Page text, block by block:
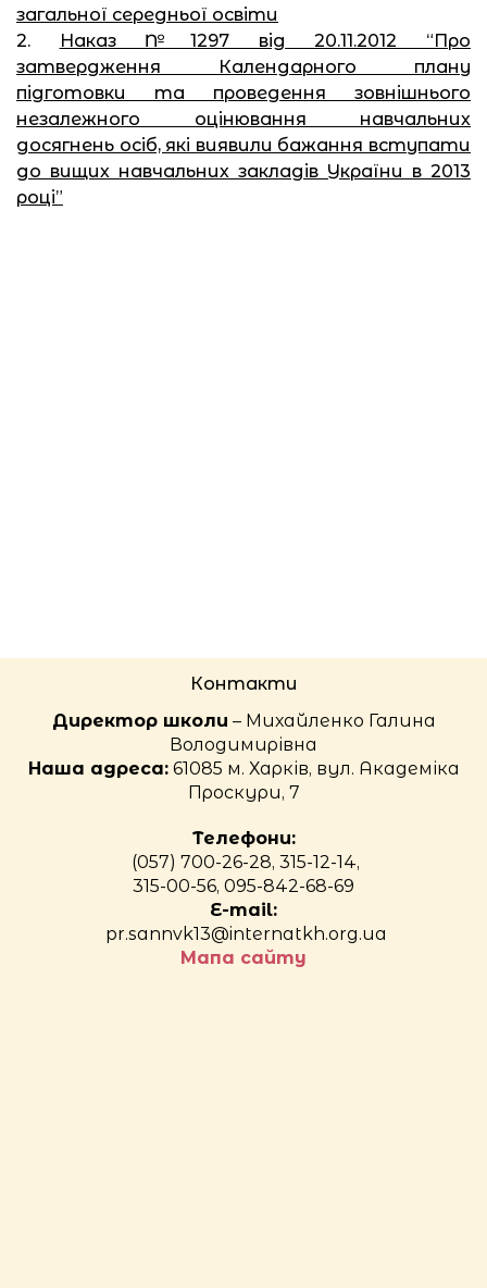
загальної середньої освіти
2.
Наказ №1297 від 20.11.2012 “Про
затвердження Календарного плану
підготовки та проведення зовнішнього
незалежного оцінювання навчальних
досягнень осіб, які виявили бажання вступати
до вищих навчальних закладів України в 2013
році”
Контакти
Директор школи – Михайленко Галина
Володимирівна
Наша адреса:61085 м. Харків, вул. Академіка
Проскури, 7
Телефони:
(057) 700-26-28, 315-12-14,
315-00-56, 095-842-68-69
E-mail:
pr.sannvk13@internatkh.org.ua
Мапа сайту